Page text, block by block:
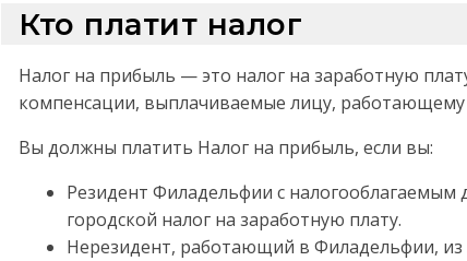
Кто платит налог
Налог на прибыль — это налог на заработную
компенсации, выплачиваемые лицу,
Вы должны платить Налог на прибыль, если вы:
Резидент Филадельфии с налогооблагаемым
городской налог на заработную плату.
Нерезидент, работающий в Филадельфии, из